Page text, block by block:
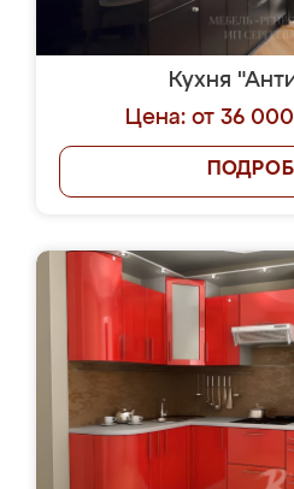
Кухня
Цена: от 36